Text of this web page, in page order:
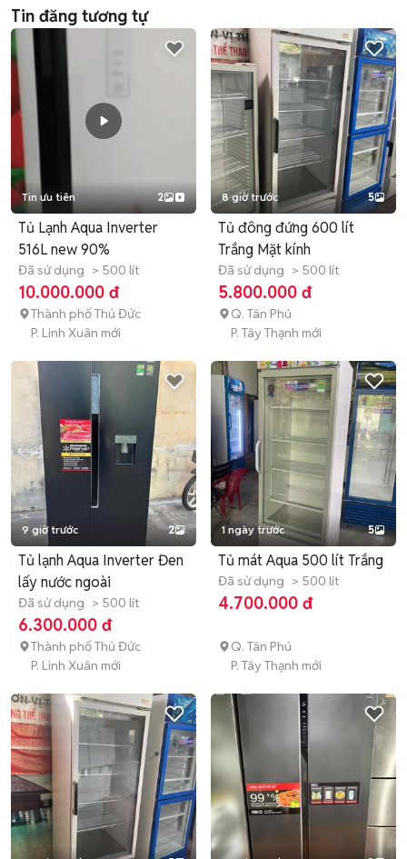
Tin đăng tương tự
Tin ưu tiên 2
Tủ Lạnh Aqua Inverter
516L new 90%
Đã sử dụng > 500 lít
10.000.000 đ
Thành phố Thủ Đức
P. Linh Xuân mới
8 giờ trước 5
Tủ đông đứng 600 lít
Trắng Mặt kính
Đã sử dụng > 500 lít
5.800.000 đ
Q. Tân Phú
P. Tây Thạnh mới
9 giờ trước 2
Tủ lạnh Aqua Inverter Đen
lấy nước ngoài
Đã sử dụng > 500 lít
6.300.000 đ
Thành phố Thủ Đức
P. Linh Xuân mới
1 ngày trước 5
Tủ mát Aqua 500 lít Trắng
Đã sử dụng > 500 lít
4.700.000 đ
Q. Tân Phú
P. Tây Thạnh mới